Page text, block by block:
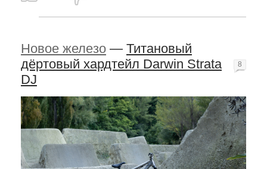
Новое железо — Титановый
дёртовый хардтейл Darwin Strata
DJ
8